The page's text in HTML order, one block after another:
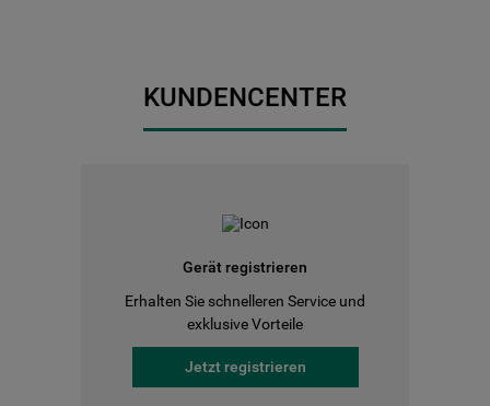
KUNDENCENTER
Gerät registrieren
Erhalten Sie schnelleren Service und
exklusive Vorteile
Jetzt registrieren